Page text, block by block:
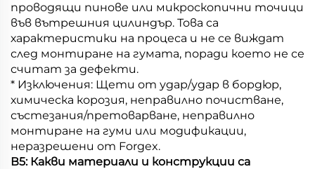
проводящи пинове или микроскопични точици
във вътрешния цилиндър. Това са
характеристики на процеса и не се виждат
след монтиране на гумата, поради което не се
считат за дефекти.
* Изключения: Щети от удар/удар в бордюр,
химическа корозия, неправилно почистване,
състезания/претоварване, неправилно
монтиране на гуми или модификации,
неразрешени от Forgex.
В5: Какви материали и конструкции са